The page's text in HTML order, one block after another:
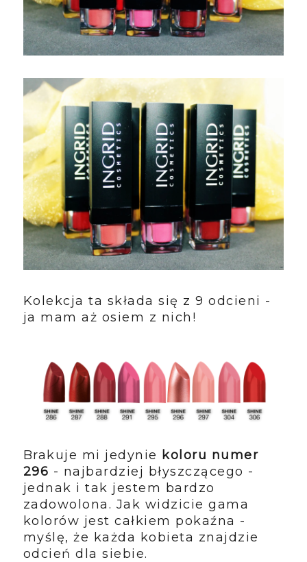
Kolekcja ta składa się z 9 odcieni -
ja mam aż osiem z nich!
Brakuje mi jedynie koloru numer
296 - najbardziej błyszczącego -
jednak i tak jestem bardzo
zadowolona. Jak widzicie gama
kolorów jest całkiem pokaźna -
myślę, że każda kobieta znajdzie
odcień dla siebie.